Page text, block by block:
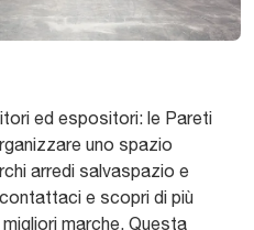
ed espositori: le Pareti
uno spazio
arredi salvaspazio e
e scopri di più
marche. Questa